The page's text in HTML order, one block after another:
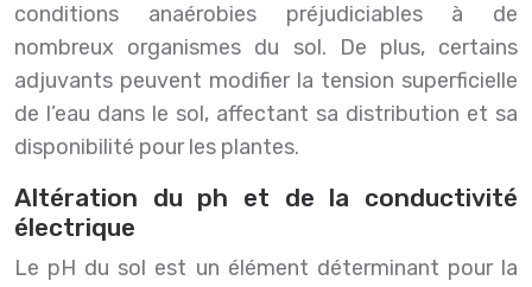
conditions anaérobies préjudiciables à de
nombreux organismes du sol. De plus, certains
adjuvants peuvent modifier la tension superficielle
de l’eau dans le sol, affectant sa distribution et sa
disponibilité pour les plantes.
Altération du ph et de la conductivité
électrique
Le pH du sol est un élément déterminant pour la